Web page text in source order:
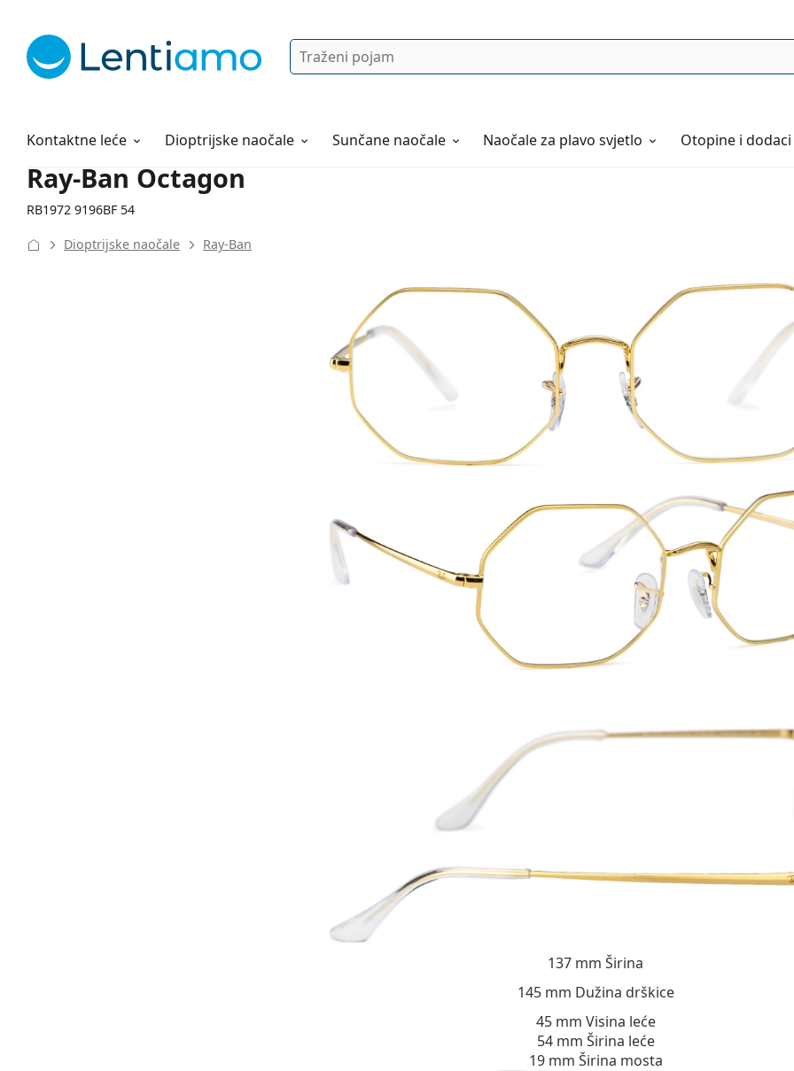
Pretraga
Kontaktne leće
Otopine za leće Dioptrijske naočale Sunčane naočale Naočaleza plavo svjetlo Otopine i dodaci
Sve o kupovini
Ray-Ban Octagon
RB1972 9196BF 54
Dioptrijske naočale Ray-Ban
137 mm Širina
145 mm Dužina drškice
45 mm Visina leće
54 mm Širina leće
19 mm Širina mosta